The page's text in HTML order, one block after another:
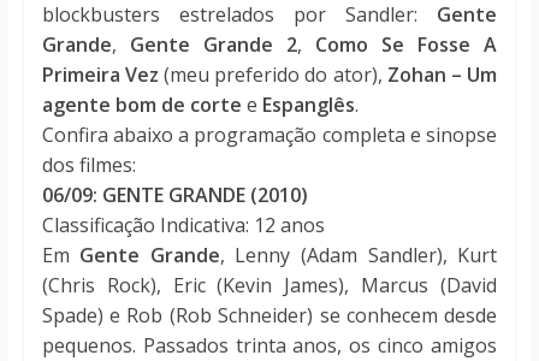
blockbusters estrelados por Sandler: Gente
Grande, Gente Grande 2, Como Se Fosse A
Primeira Vez (meu preferido do ator), Zohan – Um
agente bom de corte e Espanglês.
Confira abaixo a programação completa e sinopse
dos filmes:
06/09: GENTE GRANDE (2010)
Classificação Indicativa: 12 anos
Em Gente Grande, Lenny (Adam Sandler), Kurt
(Chris Rock), Eric (Kevin James), Marcus (David
Spade) e Rob (Rob Schneider) se conhecem desde
pequenos. Passados trinta anos, os cinco amigos